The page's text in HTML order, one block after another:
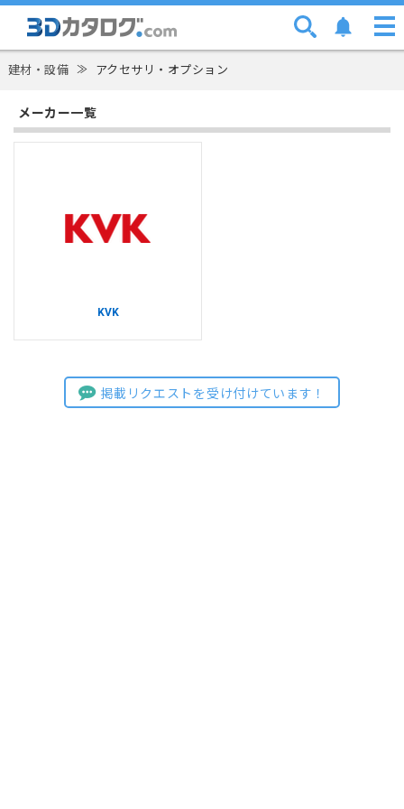
建材・設備 ≫ アクセサリ・オプション
メーカー一覧
KVK
掲載リクエストを受け付けています！